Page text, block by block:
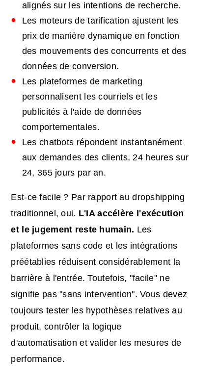
alignés sur les intentions de recherche.
Les moteurs de tarification ajustent les
prix de manière dynamique en fonction
des mouvements des concurrents et des
données de conversion.
Les plateformes de marketing
personnalisent les courriels et les
publicités à l'aide de données
comportementales.
Les chatbots répondent instantanément
aux demandes des clients, 24 heures sur
24, 365 jours par an.
Est-ce facile ? Par rapport au dropshipping
traditionnel, oui. L'IAaccélère l'exécution
et le jugement reste humain. Les
plateformes sans code et les intégrations
préétablies réduisent considérablement la
barrière à l'entrée. Toutefois, "facile" ne
signifie pas "sans intervention". Vous devez
toujours tester les hypothèses relatives au
produit, contrôler la logique
d'automatisation et valider les mesures de
performance.